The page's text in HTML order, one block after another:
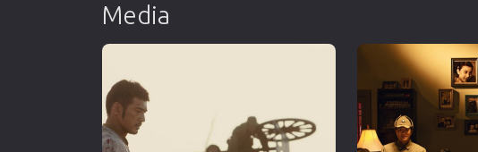
Media